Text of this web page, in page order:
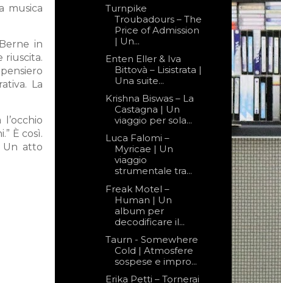
musica
in
riuscita.
La
È così.
Un atto
Turnpike
Troubadours – The
Price of Admission
| Un...
Enten Eller & Iva
Bittovà – Lisistrata |
Una suite...
Krishna Biswas – La
Castagna | Un
viaggio per sola...
Luca Falomi –
Myricae | Un
viaggio
strumentale tra...
Freak Motel –
Human | Un
album per
decodificare il...
Taurn - Somewhere
Cold | Atmosfere
sospese e impro...
Erika Petti – Tornerai